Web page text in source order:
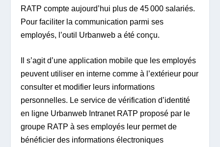
RATP compte aujourd’hui plus de 45 000 salariés.
Pour faciliter la communication parmi ses
employés, l’outil Urbanweb a été conçu.
Il s’agit d’une application mobile que les employés
peuvent utiliser en interne comme à l’extérieur pour
consulter et modifier leurs informations
personnelles. Le service de vérification d’identité
en ligne Urbanweb Intranet RATP proposé par le
groupe RATP à ses employés leur permet de
bénéficier des informations électroniques